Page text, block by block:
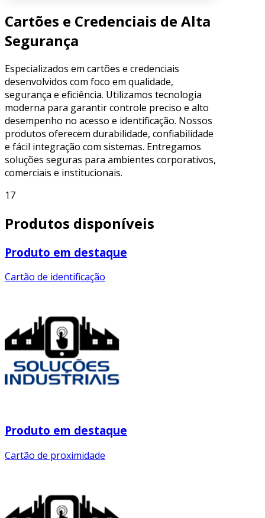
Cartões e Credenciais de Alta
Segurança
Especializados em cartões e credenciais
desenvolvidos com foco em qualidade,
segurança e eficiência. Utilizamos tecnologia
moderna para garantir controle preciso e alto
desempenho no acesso e identificação. Nossos
produtos oferecem durabilidade, confiabilidade
e fácil integração com sistemas. Entregamos
soluções seguras para ambientes corporativos,
comerciais e institucionais.
17
Produtos disponíveis
Produto em destaque
Cartão de identificação
Produto em destaque
Cartão de proximidade